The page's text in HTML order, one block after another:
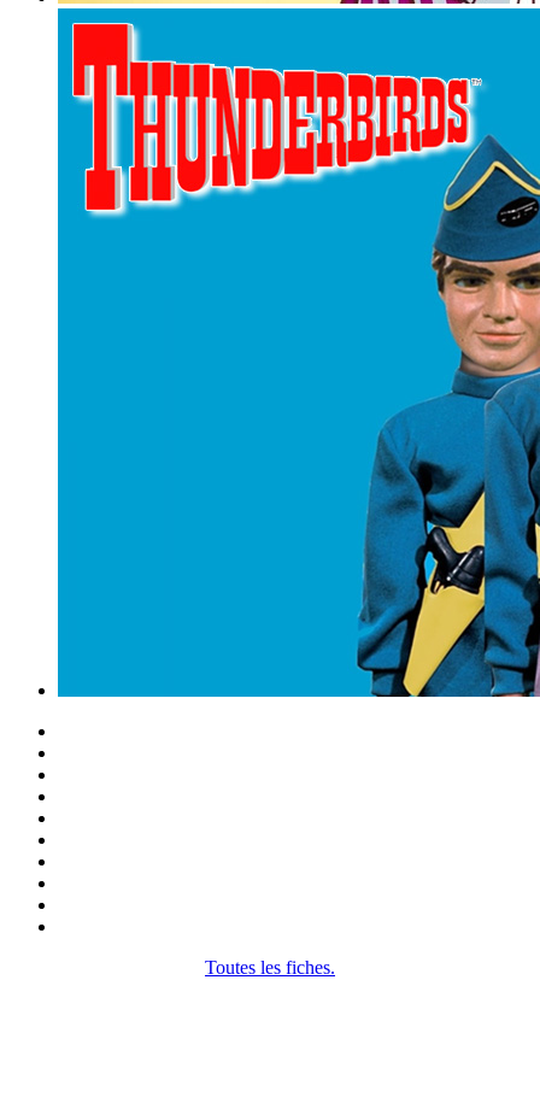
Toutes les fiches.